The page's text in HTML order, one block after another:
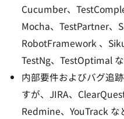
Cucumber、
Mocha、TestPartner、
RobotFramework 、
TestNg、TestOptimal な
内部要件およびバグ追
すが、JIRA、
Redmine、YouTrack な